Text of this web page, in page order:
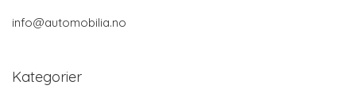
info@automobilia.no
Kategorier